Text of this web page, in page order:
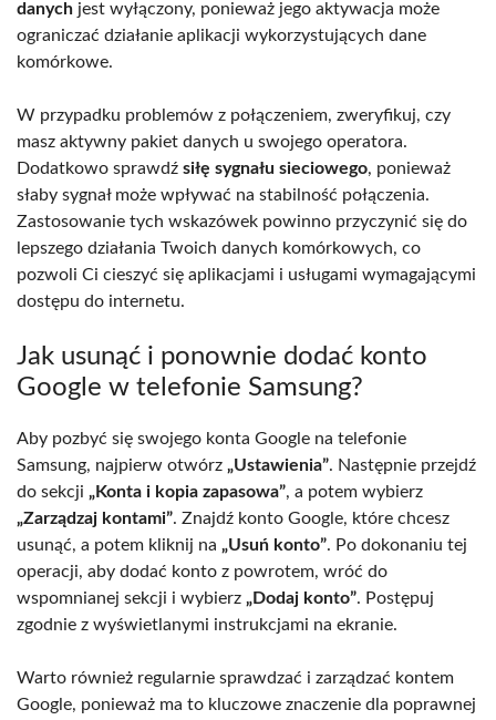
danych jest wyłączony, ponieważ jego aktywacja może
ograniczać działanie aplikacji wykorzystujących dane
komórkowe.
W przypadku problemów z połączeniem, zweryfikuj, czy
masz aktywny pakiet danych u swojego operatora.
Dodatkowo sprawdź siłę sygnału sieciowego, ponieważ
słaby sygnał może wpływać na stabilność połączenia.
Zastosowanie tych wskazówek powinno przyczynić się do
lepszego działania Twoich danych komórkowych, co
pozwoli Ci cieszyć się aplikacjami i usługami wymagającymi
dostępu do internetu.
Jak usunąć i ponownie dodać konto
Google w telefonie Samsung?
Aby pozbyć się swojego konta Google na telefonie
Samsung, najpierw otwórz „Ustawienia”. Następnie przejdź
do sekcji „Konta i kopia zapasowa”, a potem wybierz
„Zarządzaj kontami”. Znajdź konto Google, które chcesz
usunąć, a potem kliknij na „Usuń konto”. Po dokonaniu tej
operacji, aby dodać konto z powrotem, wróć do
wspomnianej sekcji i wybierz „Dodaj konto”. Postępuj
zgodnie z wyświetlanymi instrukcjami na ekranie.
Warto również regularnie sprawdzać i zarządzać kontem
Google, ponieważ ma to kluczowe znaczenie dla poprawnej